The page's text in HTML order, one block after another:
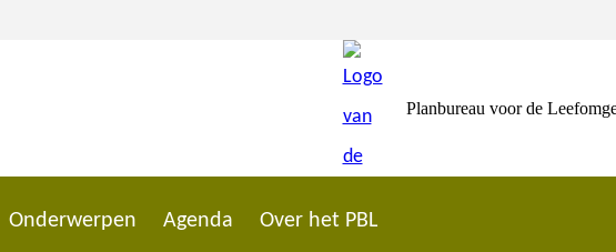
Planbureau voor de
Onderwerpen Agenda Over het PBL